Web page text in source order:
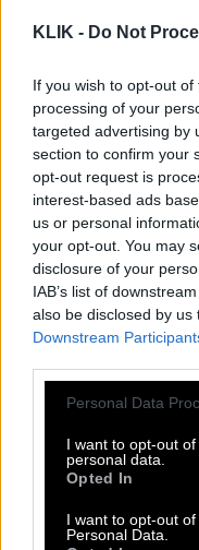
KLIK - Do Not
If you wish to opt-out
processing of your
targeted advertising by
section to confirm your
opt-out request is
interest-based ads
us or personal
your opt-out. You may
disclosure of your
IAB’s list of
also be disclosed by
Downstream
Please note that this
not limited to your visit
grant or deny consent
use your data for
consent section.
Personal Data
I want to opt-out
personal data.
Opted In
I want to opt-out
Personal Data.
κινηματογράφου,
πράγματα σε
ποτέ δεν σκέφτομαι
και εμπορικού
εσωτερική ανάγκη,
διάκριση και το
ξεκινήσεις με την
κληρονομείς έναν
ζητάει πράγματα
κάνοντας
πετύχουν. Εγώ
αυτό που
μου αρέσει ο όρος
χρηματοδοτείται.
παραγωγής με